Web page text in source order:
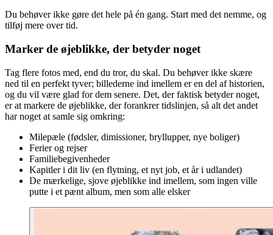
Du behøver ikke gøre det hele på én gang. Start med det nemme, og
tilføj mere over tid.
Marker de øjeblikke, der betyder noget
Tag flere fotos med, end du tror, du skal. Du behøver ikke skære
ned til en perfekt tyver; billederne ind imellem er en del af historien,
og du vil være glad for dem senere. Det, der faktisk betyder noget,
er at markere de øjeblikke, der forankrer tidslinjen, så alt det andet
har noget at samle sig omkring:
Milepæle (fødsler, dimissioner, bryllupper, nye boliger)
Ferier og rejser
Familiebegivenheder
Kapitler i dit liv (en flytning, et nyt job, et år i udlandet)
De mærkelige, sjove øjeblikke ind imellem, som ingen ville
putte i et pænt album, men som alle elsker